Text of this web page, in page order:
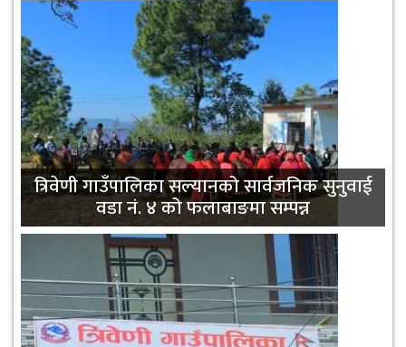
त्रिवेणी गाउँपालिका सल्यानको सार्वजनिक सुनुवाई
वडा नं. ४ को फलाबाङमा सम्पन्न
सामुदायिक विद्यालयको गुणस्तर सुधार्न आधारभूत
तहका शिक्षकहरूलाई एकीकृत पाठ्यक्रम सम्बन्धी
तालिम